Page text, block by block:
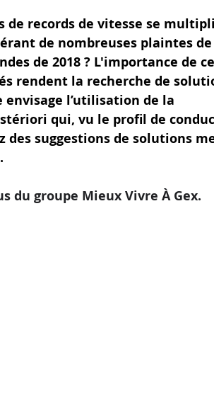
records de vitesse se
de nombreuses plaintes
de 2018 ? L'importance de
rendent la recherche de
l’utilisation de la
qui, vu le profil de
des suggestions de solutions
.
du groupe Mieux Vivre À Gex.